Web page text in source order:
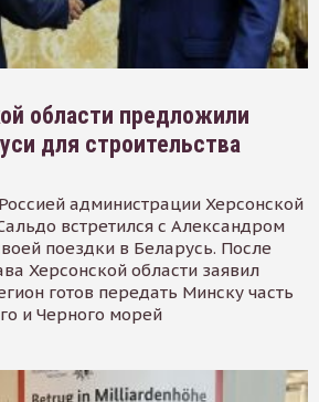
области предложили
для строительства
администрации Херсонской
встретился с Александром
поездки в Беларусь. После
Херсонской области заявил
готов передать Минску часть
и Черного морей